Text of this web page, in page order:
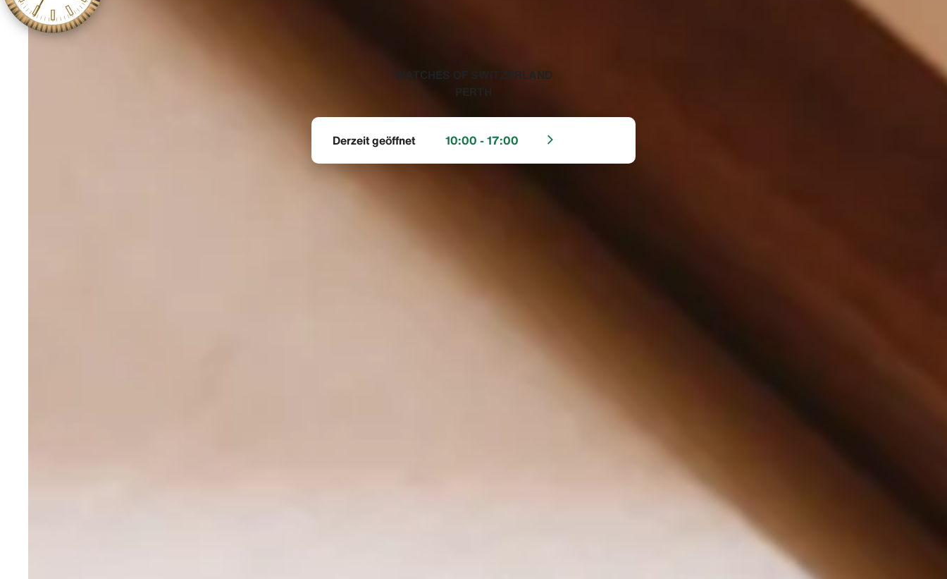
‭WATCHES OF SWITZERLAND
PERTH‬
Derzeit geöffnet 10:00 - 17:00